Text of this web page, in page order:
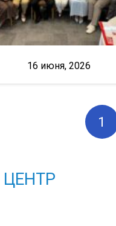
16 июня, 2026
1